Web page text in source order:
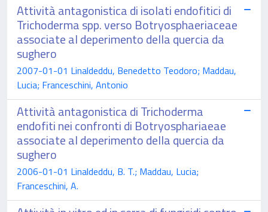
Attività antagonistica di isolati endofitici di
Trichoderma spp. verso Botryosphaeriaceae
associate al deperimento della quercia da
sughero
2007-01-01 Linaldeddu, Benedetto Teodoro; Maddau,
Lucia; Franceschini, Antonio
Attività antagonistica di Trichoderma
endofiti nei confronti di Botryosphariaeae
associate al deperimento della quercia da
sughero
2006-01-01 Linaldeddu, B. T.; Maddau, Lucia;
Franceschini, A.